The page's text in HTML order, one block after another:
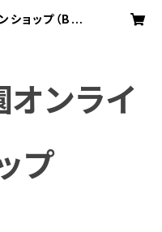
ショップ（BA
オンライ
プ